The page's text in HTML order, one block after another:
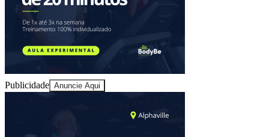
Publicidade Anuncie Aqui